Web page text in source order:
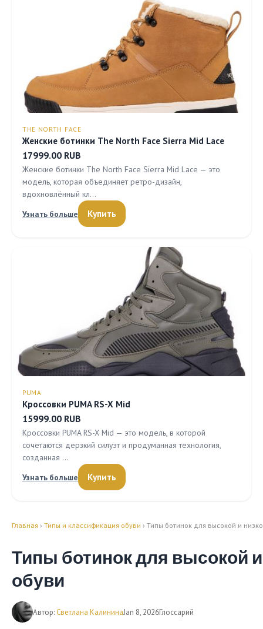
THE NORTH FACE
Женские ботинки The North Face Sierra Mid Lace
17999.00 RUB
Женские ботинки The North Face Sierra Mid Lace — это
модель, которая объединяет ретро-дизайн,
вдохновлённый кл…
Узнать больше
Купить
PUMA
Кроссовки PUMA RS-X Mid
15999.00 RUB
Кроссовки PUMA RS-X Mid — это модель, в которой
сочетаются дерзкий силуэт и продуманная технология,
созданная …
Узнать больше
Купить
Главная › Типы и классификация обуви › Типы ботинок для высокой и
Типы ботинок для высокой
обуви
Автор: Светлана КалининаJan 8, 2026Глоссарий